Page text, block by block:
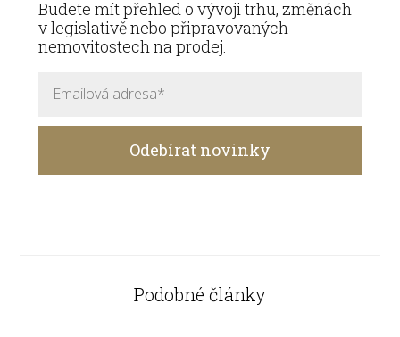
Budete mít přehled o vývoji trhu, změnách
v legislativě nebo připravovaných
nemovitostech na prodej.
Odebírat novinky
Podobné články